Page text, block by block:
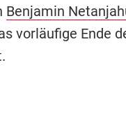
Benjamin
vorläufige Ende